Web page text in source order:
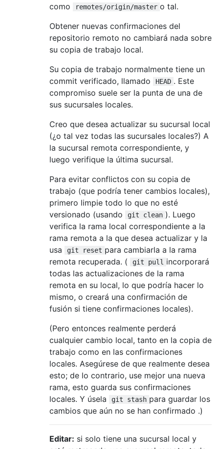
como
remotes/origin/master o tal.
Obtener nuevas confirmaciones del
repositorio remoto no cambiará nada sobre
su copia de trabajo local.
Su copia de trabajo normalmente tiene un
commit verificado, llamado
HEAD . Este
compromiso suele ser la punta de una de
sus sucursales locales.
Creo que desea actualizar su sucursal local
(¿o tal vez todas las sucursales locales?) A
la sucursal remota correspondiente, y
luego verifique la última sucursal.
Para evitar conflictos con su copia de
trabajo (que podría tener cambios locales),
primero limpie todo lo que no esté
versionado (usando
git clean ). Luego
verifica la rama local correspondiente a la
rama remota a la que desea actualizar y la
usa
git reset para cambiarla a la rama
remota recuperada. (
git pull incorporará
todas las actualizaciones de la rama
remota en su local, lo que podría hacer lo
mismo, o creará una confirmación de
fusión si tiene confirmaciones locales).
(Pero entonces realmente perderá
cualquier cambio local, tanto en la copia de
trabajo como en las confirmaciones
locales. Asegúrese de que realmente desea
esto; de lo contrario, use mejor una nueva
rama, esto guarda sus confirmaciones
locales. Y úsela
git stash para guardar los
cambios que aún no se han confirmado .)
Editar: si solo tiene una sucursal local y